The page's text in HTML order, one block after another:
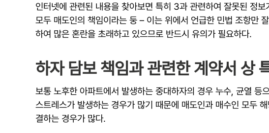
인터넷에 관련된 내용을 찾아보면 특히 3과 관련하여 잘못된 정
모두 매도인의 책임이라는 둥 – 이는 위에서 언급한 민법 조항만
하여 많은 혼란을 초래하고 있으므로 반드시 유의가 필요하다.
하자 담보 책임과 관련한 계약서 상
보통 노후한 아파트에서 발생하는 중대하자의 경우 누수, 균열
스트레스가 발생하는 경우가 많기 때문에 매도인과 매수인 모두
결하는 경우가 많다.